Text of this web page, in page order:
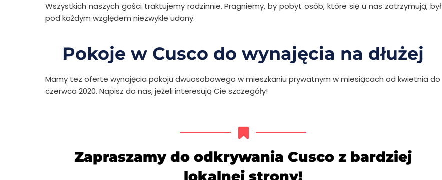
Wszystkich naszych gości traktujemy rodzinnie. Pragniemy, by pobyt osób, które się u nas zatrzymują, był
pod każdym względem niezwykle udany.
Pokoje w Cusco do wynajęcia na dłużej
Mamy tez oferte wynajęcia pokoju dwuosobowego w mieszkaniu prywatnym w miesiącach od kwietnia do
czerwca 2020. Napisz do nas, jeżeli interesują Cie szczegóły!
Zapraszamy do odkrywania Cusco z bardziej
lokalnej strony!